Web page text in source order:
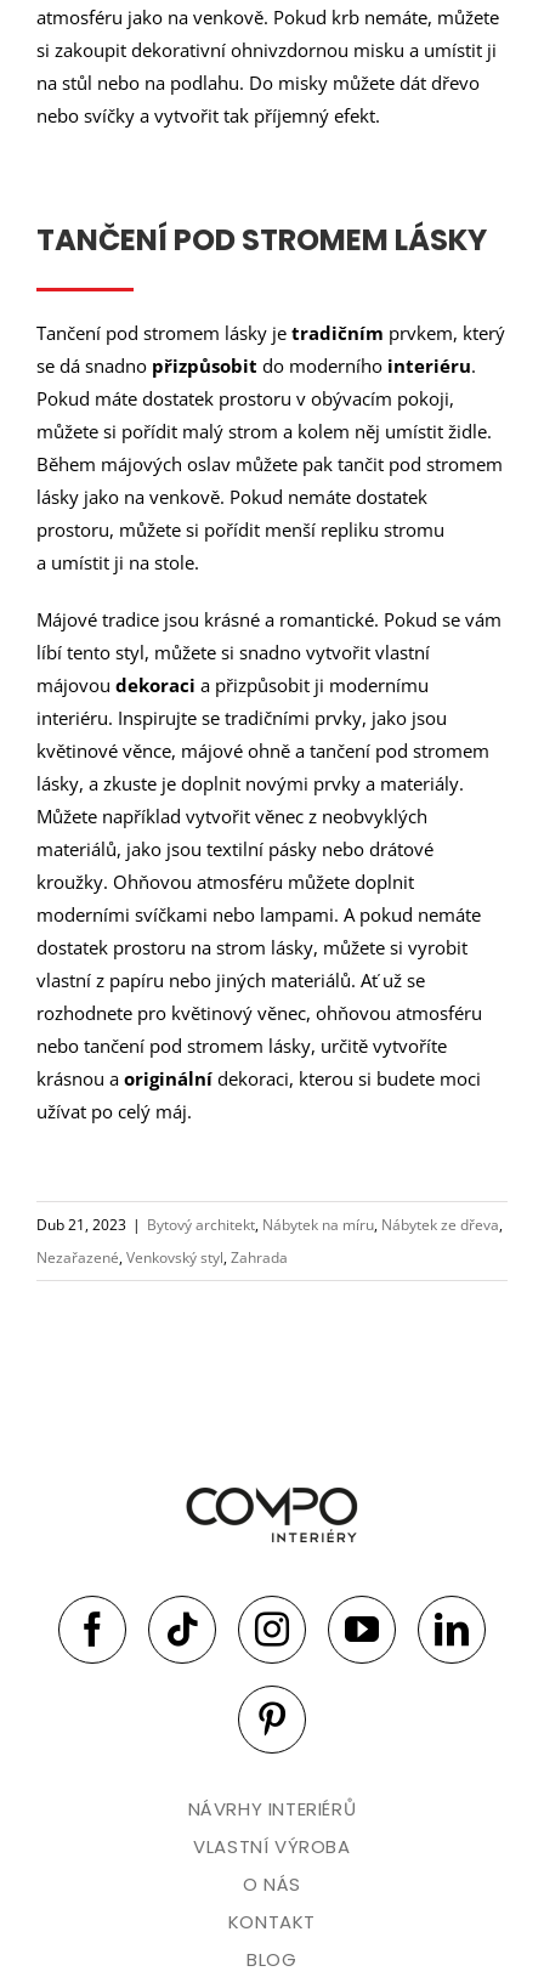
atmosféru jako na venkově. Pokud krb nemáte, můžete
si zakoupit dekorativní ohnivzdornou misku a umístit ji
na stůl nebo na podlahu. Do misky můžete dát dřevo
nebo svíčky a vytvořit tak příjemný efekt.
TANČENÍ POD STROMEM LÁSKY
Tančení pod stromem lásky je tradičním prvkem, který
se dá snadno přizpůsobit do moderního interiéru.
Pokud máte dostatek prostoru v obývacím pokoji,
můžete si pořídit malý strom a kolem něj umístit židle.
Během májových oslav můžete pak tančit pod stromem
lásky jako na venkově. Pokud nemáte dostatek
prostoru, můžete si pořídit menší repliku stromu
a umístit ji na stole.
Májové tradice jsou krásné a romantické. Pokud se vám
líbí tento styl, můžete si snadno vytvořit vlastní
májovou dekoraci a přizpůsobit ji modernímu
interiéru. Inspirujte se tradičními prvky, jako jsou
květinové věnce, májové ohně a tančení pod stromem
lásky, a zkuste je doplnit novými prvky a materiály.
Můžete například vytvořit věnec z neobvyklých
materiálů, jako jsou textilní pásky nebo drátové
kroužky. Ohňovou atmosféru můžete doplnit
moderními svíčkami nebo lampami. A pokud nemáte
dostatek prostoru na strom lásky, můžete si vyrobit
vlastní z papíru nebo jiných materiálů. Ať už se
rozhodnete pro květinový věnec, ohňovou atmosféru
nebo tančení pod stromem lásky, určitě vytvoříte
krásnou a originální dekoraci, kterou si budete moci
užívat po celý máj.
Dub 21, 2023 | Bytový architekt, Nábytek na míru, Nábytek ze dřeva,
Nezařazené,Venkovský styl,Zahrada
NÁVRHY INTERIÉRŮ
VLASTNÍ VÝROBA
O NÁS
KONTAKT
BLOG